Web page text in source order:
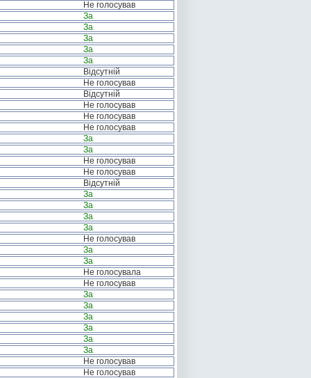
Не голосував
За
За
За
За
За
Відсутній
Не голосував
Відсутній
Не голосував
Не голосував
Не голосував
За
За
Не голосував
Не голосував
Відсутній
За
За
За
За
Не голосував
За
За
Не голосувала
Не голосував
За
За
За
За
За
За
Не голосував
Не голосував